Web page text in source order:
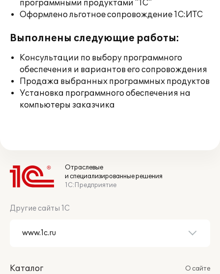
программными продуктами "1С"
Оформлено льготное сопровождение 1С:ИТС
Выполнены следующие работы:
Консультации по выбору программного
обеспечения и вариантов его сопровождения
Продажа выбранных программных продуктов
Установка программного обеспечения на
компьютеры заказчика
Отраслевые
и специализированные решения
1С:Предприятие
Другие сайты 1С
Каталог
О сайте